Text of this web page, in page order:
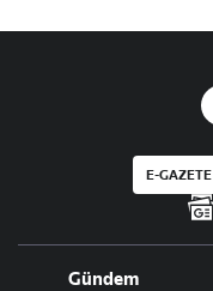
E-GAZETE
Gündem